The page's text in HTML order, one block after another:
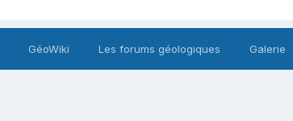
GéoWiki Les forums géologiques Galerie